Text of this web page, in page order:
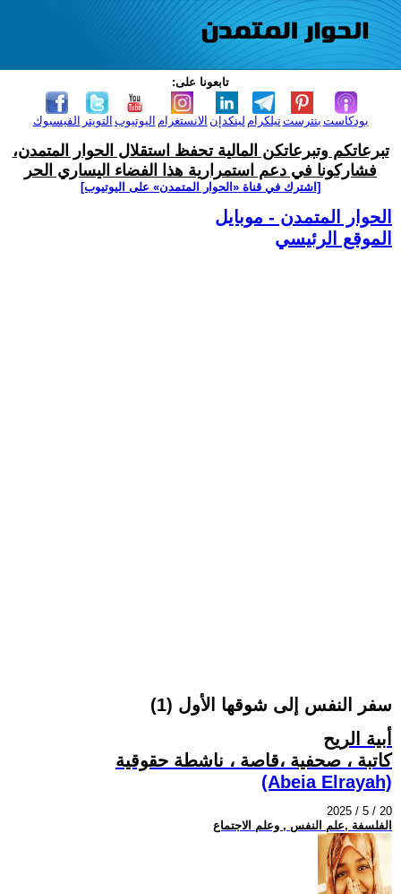
تابعونا على:
الفيسبوك التويتر اليوتيوب الانستغرام لينكدإن تيلكرامبنترست بودكاست
تبرعاتكم وتبرعاتكن المالية تحفظ استقلال الحوار المتمدن،
فشاركونا في دعم استمرارية هذا الفضاء اليساري الحر
[اشترك في قناة ‫«الحوار المتمدن» على اليوتيوب]
الحوار المتمدن - موبايل
الموقع الرئيسي
سفر النفس إلى شوقها الأول (1)
أبية الريح
كاتبة ، صحفية ،قاصة ، ناشطة حقوقية
(Abeia Elrayah)
2025 / 5 / 20
الفلسفة ,علم النفس , وعلم الاجتماع